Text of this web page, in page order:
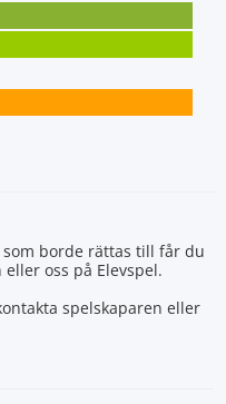
borde rättas till får du
oss på Elevspel.
spelskaparen eller